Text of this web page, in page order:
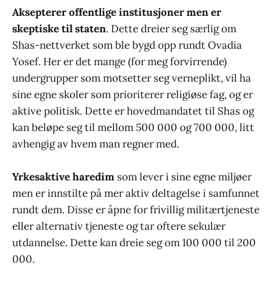
Aksepterer offentlige institusjoner men er
skeptiske til staten. Dette dreier seg særlig om
Shas-nettverket som ble bygd opp rundt Ovadia
Yosef. Her er det mange (for meg forvirrende)
undergrupper som motsetter seg verneplikt, vil ha
sine egne skoler som prioriterer religiøse fag, og er
aktive politisk. Dette er hovedmandatet til Shas og
kan beløpe seg til mellom 500 000 og 700 000, litt
avhengig av hvem man regner med.
Yrkesaktive haredim som lever i sine egne miljøer
men er innstilte på mer aktiv deltagelse i samfunnet
rundt dem. Disse er åpne for frivillig militærtjeneste
eller alternativ tjeneste og tar oftere sekulær
utdannelse. Dette kan dreie seg om 100 000 til 200
000.